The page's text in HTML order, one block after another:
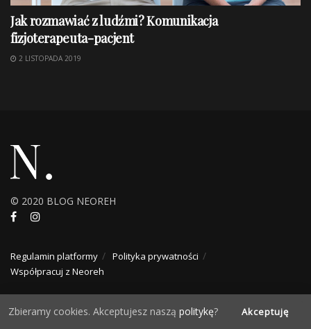
Jak rozmawiać z ludźmi? Komunikacja
fizjoterapeuta-pacjent
2 LISTOPADA 2019
© 2020 BLOG NEOREH
Regulamin platformy
Polityka prywatności
Współpracuj z Neoreh
Zbieramy cookies. Akceptujesz naszą politykę? Akceptuję